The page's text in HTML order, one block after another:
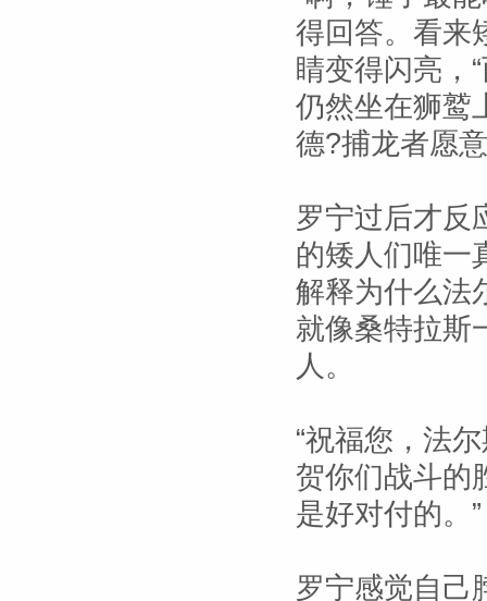
得回答。看来
睛变得闪亮，
仍然坐在狮鹫
德?捕龙者愿
罗宁过后才反
的矮人们唯一
解释为什么法
就像桑特拉斯
人。
“祝福您，法
贺你们战斗的
是好对付的。”
罗宁感觉自己